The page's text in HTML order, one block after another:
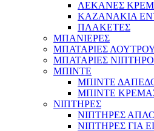
ΛΕΚΑΝΕΣ
ΚΑΖΑΝΑΚΙΑ
ΠΛΑΚΕΤΕΣ
ΜΠΑΝΙΕΡΕΣ
ΜΠΑΤΑΡΙΕΣ
ΜΠΑΤΑΡΙΕΣ
ΜΠΙΝΤΕ
ΜΠΙΝΤΕ
ΜΠΙΝΤΕ
ΝΙΠΤΗΡΕΣ
ΝΙΠΤΗΡΕΣ
ΝΙΠΤΗΡΕΣ ΓΙΑ